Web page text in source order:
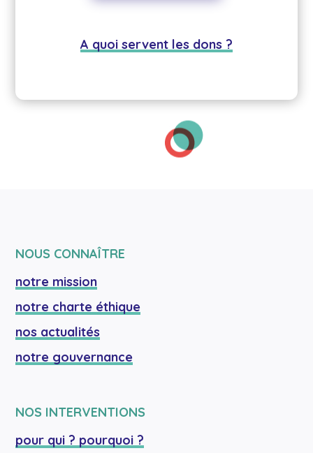
A quoi servent les dons ?
NOUS CONNAÎTRE
notre mission
notre charte éthique
nos actualités
notre gouvernance
NOS INTERVENTIONS
pour qui ? pourquoi ?